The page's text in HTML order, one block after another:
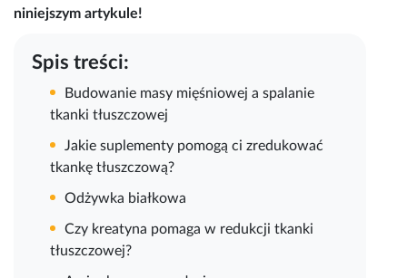
niniejszym artykule!
Spis treści:
Budowanie masy mięśniowej a spalanie
tkanki tłuszczowej
Jakie suplementy pomogą ci zredukować
tkankę tłuszczową?
Odżywka białkowa
Czy kreatyna pomaga w redukcji tkanki
tłuszczowej?